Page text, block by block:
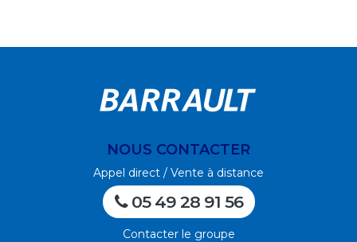
NOUS CONTACTER
Appel direct / Vente à distance
05 49 28 91 56
Contacter le groupe